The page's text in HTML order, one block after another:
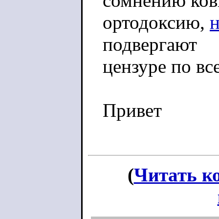
ортодоксию,
подвергают
цензуре по
Привет
(Читать